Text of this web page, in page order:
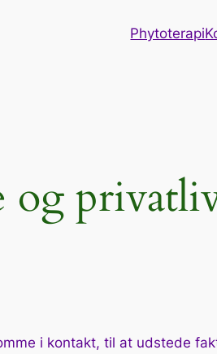
Phytoterapi
og
i kontakt, til at udstede